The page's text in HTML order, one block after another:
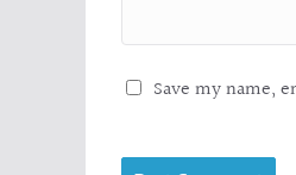
Save my name,